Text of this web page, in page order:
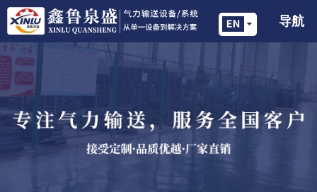
导航